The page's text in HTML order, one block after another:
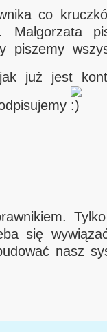
co
Małgorzata
piszemy
już jest
się
nasz